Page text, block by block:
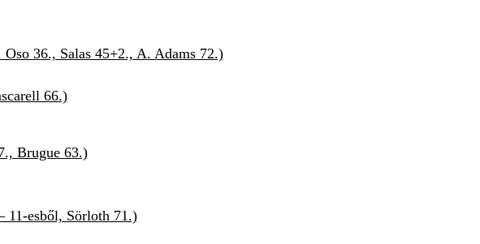
36., Salas 45+2., A. Adams 72.)
66.)
Brugue 63.)
esből, Sörloth 71.)